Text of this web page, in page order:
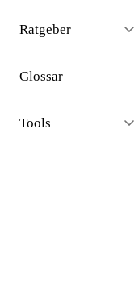
Ratgeber
Glossar
Tools
⚠ Dieses